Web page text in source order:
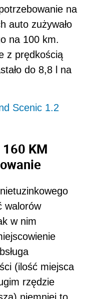
na
auto zużywało
na 100 km.
z prędkością
do 8,8 l na
Scenic 1.2
KM
walorów
w nim
(ilość miejsca
rzędzie